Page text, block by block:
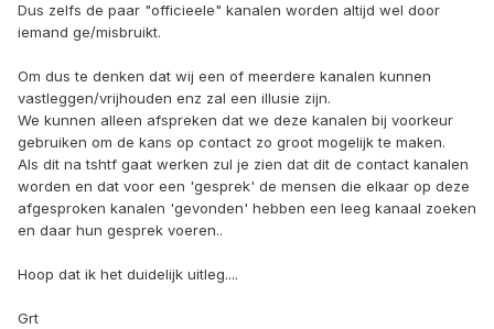
Dus zelfs de paar "officieele" kanalen worden altijd wel door
iemand ge/misbruikt.
Om dus te denken dat wij een of meerdere kanalen kunnen
vastleggen/vrijhouden enz zal een illusie zijn.
We kunnen alleen afspreken dat we deze kanalen bij voorkeur
gebruiken om de kans op contact zo groot mogelijk te maken.
Als dit na tshtf gaat werken zul je zien dat dit de contact kanalen
worden en dat voor een 'gesprek' de mensen die elkaar op deze
afgesproken kanalen 'gevonden' hebben een leeg kanaal zoeken
en daar hun gesprek voeren..
Hoop dat ik het duidelijk uitleg....
Grt